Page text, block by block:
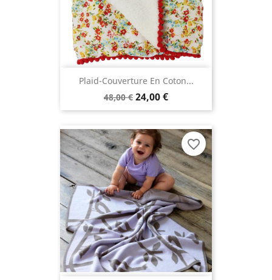
Plaid-Couverture En Coton...
48,00 € 24,00 €
favorite_border